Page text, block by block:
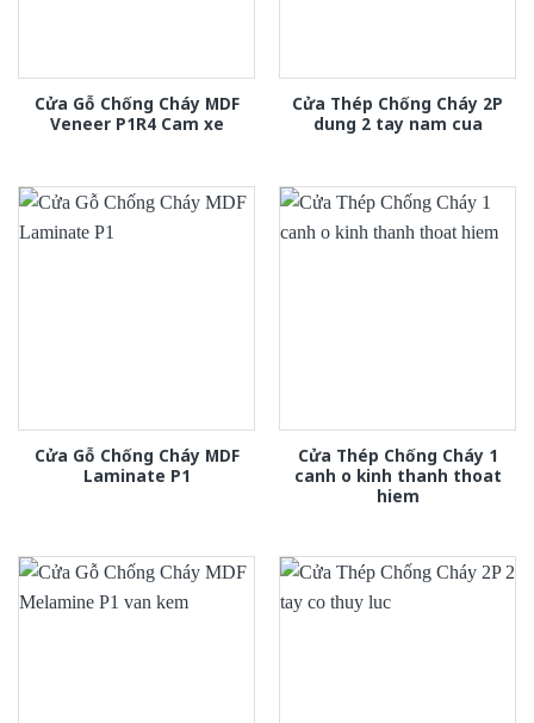
Cửa Gỗ Chống Cháy MDF
Veneer P1R4 Cam xe
Cửa Thép Chống Cháy 2P
dung 2 tay nam cua
Cửa Gỗ Chống Cháy MDF
Laminate P1
Cửa Thép Chống Cháy 1
canh o kinh thanh thoat
hiem